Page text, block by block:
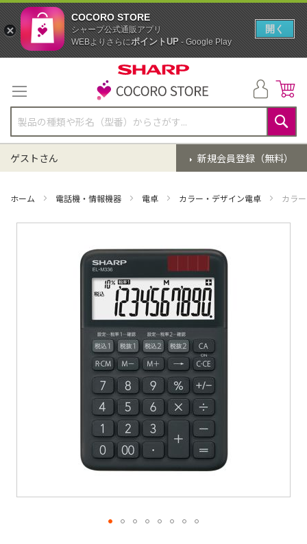
テ
ン
ツ
に
ス
キ
ッ
検
索
新規会員登録（無料）
ゲストさん
ホーム 電話機・情報機器 電卓 カラー・デザイン電卓 カラ
COCORO STORE
シャープ公式通販アプリ
WEBよりさらにポイントUP- Google Play
開く